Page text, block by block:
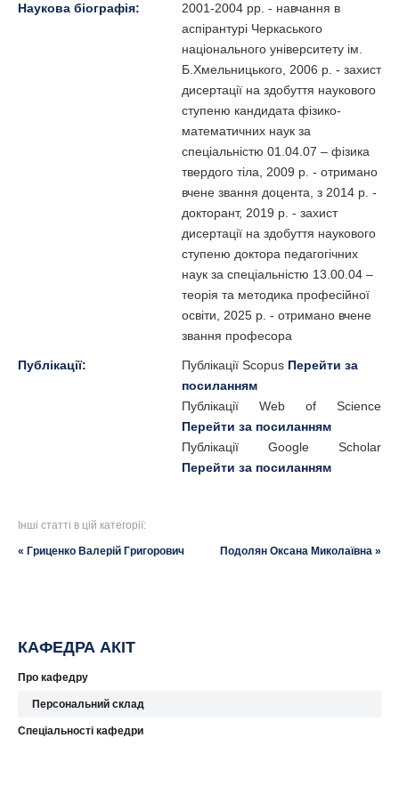
Наукова біографія:
2001-2004 рр. - навчання в
аспірантурі Черкаського
національного університету ім.
Б.Хмельницького, 2006 р. - захист
дисертації на здобуття наукового
ступеню кандидата фізико-
математичних наук за
спеціальністю 01.04.07 – фізика
твердого тіла, 2009 р. - отримано
вчене звання доцента, з 2014 р. -
докторант, 2019 р. - захист
дисертації на здобуття наукового
ступеню доктора педагогічних
наук за спеціальністю 13.00.04 –
теорія та методика професійної
освіти, 2025 р. - отримано вчене
звання професора
Публікації: Публікації Scopus Перейти за
посиланням
Публікації Web of Science
Перейти за посиланням
Публікації Google Scholar
Перейти за посиланням
Інші статті в цій категорії:
« Гриценко Валерій Григорович Подолян Оксана Миколаївна »
КАФЕДРА АКІТ
Про кафедру
Персональний склад
Спеціальності кафедри